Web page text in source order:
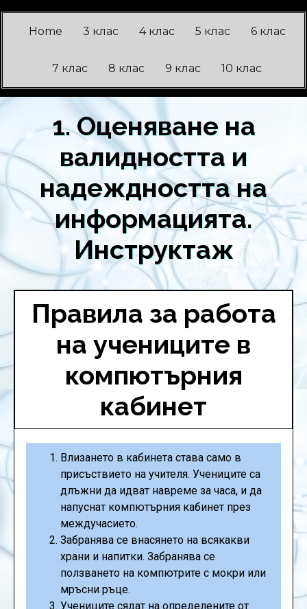
Home 3 клас 4 клас 5 клас 6 клас
7 клас 8 клас 9 клас 10 клас
1. Оценяване на
валидността и
надеждността на
информацията.
Инструктаж
Правила за работа
на учениците в
компютърния
кабинет
Влизането в кабинета става само в
присъствието на учителя. Учениците са
длъжни да идват навреме за часа, и да
напуснат компютърния кабинет през
междучасието.
Забранява се внасянето на всякакви
храни и напитки. Забранява се
ползването на компютрите с мокри или
мръсни ръце.
Учениците сядат на определените от